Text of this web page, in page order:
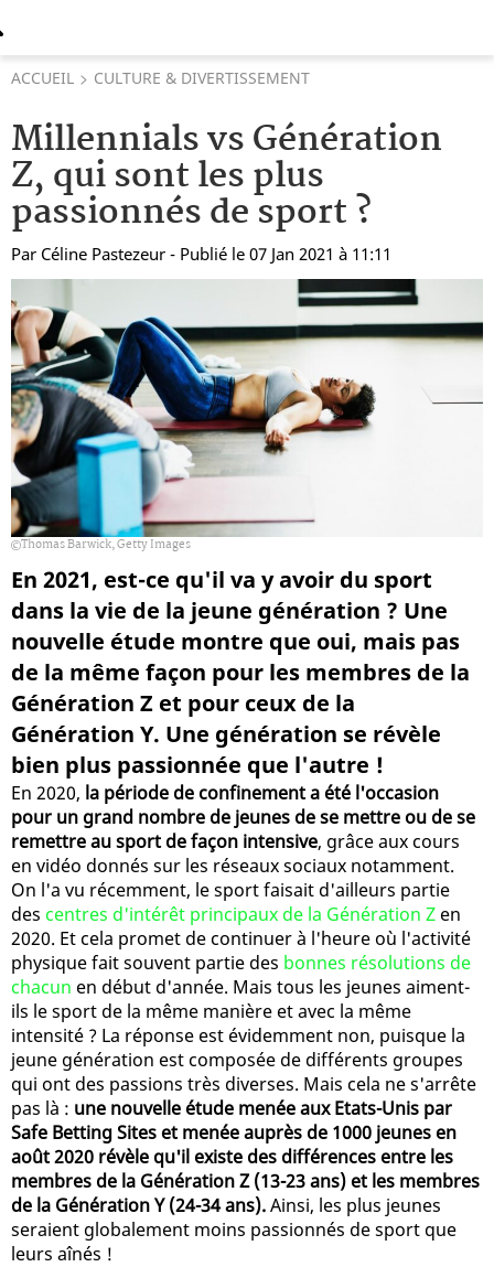
ACCUEIL CULTURE & DIVERTISSEMENT
Millennials vs Génération
Z, qui sont les plus
passionnés de sport ?
Par Céline Pastezeur - Publié le 07 Jan 2021 à 11:11
Thomas Barwick, Getty Images
En 2021, est-ce qu'il va y avoir du sport
dans la vie de la jeune génération ? Une
nouvelle étude montre que oui, mais pas
de la même façon pour les membres de la
Génération Z et pour ceux de la
Génération Y. Une génération se révèle
bien plus passionnée que l'autre !
En 2020, la période de confinement a été l'occasion
pour un grand nombre de jeunes de se mettre ou de se
remettre au sport de façon intensive, grâce aux cours
en vidéo donnés sur les réseaux sociaux notamment.
On l'a vu récemment, le sport faisait d'ailleurs partie
des centres d'intérêt principaux de la Génération Z en
2020. Et cela promet de continuer à l'heure où l'activité
physique fait souvent partie des bonnes résolutions de
chacun en début d'année. Mais tous les jeunes aiment-
ils le sport de la même manière et avec la même
intensité ? La réponse est évidemment non, puisque la
jeune génération est composée de différents groupes
qui ont des passions très diverses. Mais cela ne s'arrête
pas là : une nouvelle étude menée aux Etats-Unis par
Safe Betting Sites et menée auprès de 1000 jeunes en
août 2020 révèle qu'il existe des différences entre les
membres de la Génération Z (13-23 ans) et les membres
de la Génération Y (24-34 ans).Ainsi, les plus jeunes
seraient globalement moins passionnés de sport que
leurs aînés !